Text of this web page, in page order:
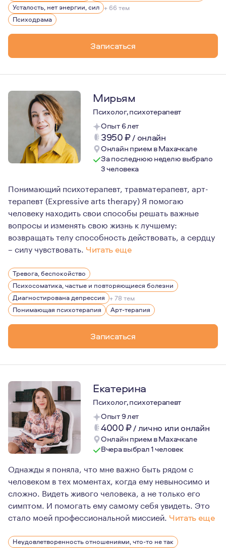
Усталость, нет энергии, сил + 66 тем
Психодрама
Записаться
Мирьям
Психолог, психотерапевт
Опыт 6 лет
3950₽/ онлайн
Онлайн прием в Махачкале
За последнюю неделю выбрало
3 человека
Понимающий психотерапевт, травматерапевт, арт-
терапевт (Expressive arts therapy) Я помогаю
человеку находить свои способы решать важные
вопросы и изменять свою жизнь к лучшему:
возвращать телу способность действовать, а сердцу
– силу чувствовать. Читать еще
В основе методов, в которых я работаю (понимающая
Как психотерапевт, я верю в возможность
Как художник, я верю в творчество как важный
Тревога, беспокойство
Психосоматика, частые и повторяющиеся болезни
Диагностирована депрессия + 78 тем
Понимающая психотерапия
Арт-терапия
Записаться
Екатерина
Психолог, психотерапевт
Опыт 9 лет
4000₽/лично или онлайн
Онлайн прием в Махачкале
Вчера выбрал 1 человек
Однажды я поняла, что мне важно быть рядом с
человеком в тех моментах, когда ему невыносимо и
сложно. Видеть живого человека, а не только его
симптом. И помогать ему самому себя увидеть. Это
стало моей профессиональной миссией. Читать еще
Кроме индивидуальной и семейной терапии, я много
Неудовлетворенность отношениями, что-то не так